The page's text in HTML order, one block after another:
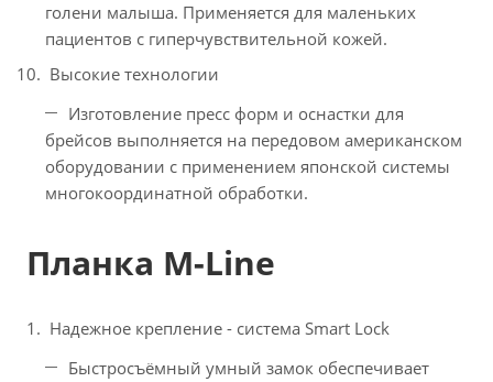
голени малыша. Применяется для маленьких
пациентов с гиперчувствительной кожей.
Высокие технологии
Изготовление пресс форм и оснастки для
брейсов выполняется на передовом американском
оборудовании с применением японской системы
многокоординатной обработки.
Планка M-Line
Надежное крепление - система Smart Lock
Быстросъёмный умный замок обеспечивает